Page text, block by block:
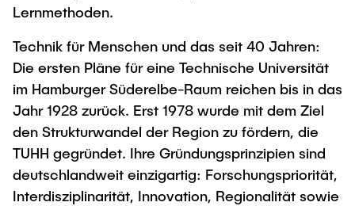
Lernmethoden.
Technik für Menschen und das seit 40 Jahren:
Die ersten Pläne für eine Technische Universität
im Hamburger Süderelbe-Raum reichen bis in das
Jahr 1928 zurück. Erst 1978 wurde mit dem Ziel
den Strukturwandel der Region zu fördern, die
TUHH gegründet. Ihre Gründungsprinzipien sind
deutschlandweit einzigartig: Forschungspriorität,
Interdisziplinarität, Innovation, Regionalität sowie